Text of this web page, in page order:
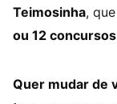
Teimosinha,
ou 12
Quer mudar de